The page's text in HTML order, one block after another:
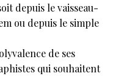
depuis le vaisseau-
ou depuis le simple
de ses
qui souhaitent